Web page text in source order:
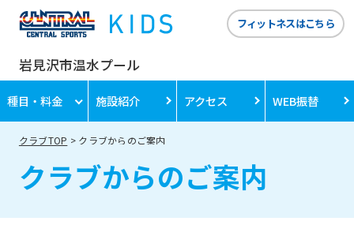
岩見沢市温水プール
フィットネスはこちら
種目・料金 施設紹介 アクセス WEB振替
クラブTOP クラブからのご案内
クラブからのご案内